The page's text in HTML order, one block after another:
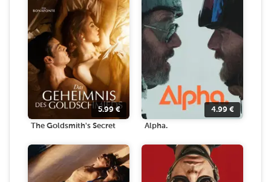
5.99€
The Goldsmith's Secret
4.99 €
Alpha.